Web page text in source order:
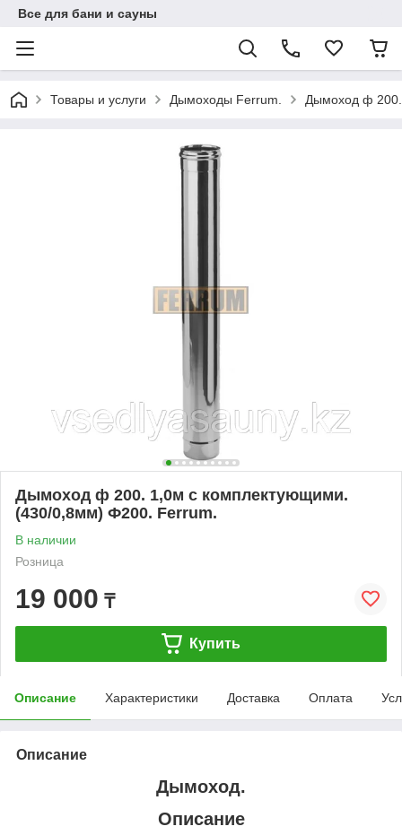
Все для бани и сауны
Товары и услуги Дымоходы Ferrum. Дымоход ф
Дымоход ф 200. 1,0м с комплектующими.
(430/0,8мм) Ф200. Ferrum.
В наличии
Розница
19 000 ₸
Купить
Описание Характеристики Доставка Оплата
Описание
Дымоход.
Описание